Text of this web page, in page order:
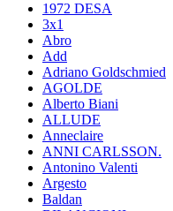
1972 DESA
3x1
Abro
Add
Adriano Goldschmied
AGOLDE
Alberto Biani
ALLUDE
Anneclaire
ANNI CARLSSON.
Antonino Valenti
Argesto
Baldan